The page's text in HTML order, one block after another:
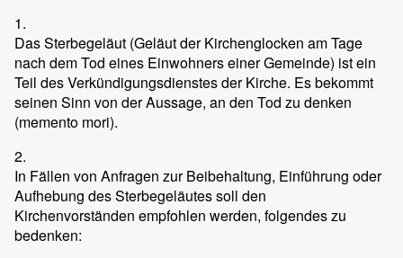
1.
Das Sterbegeläut (Geläut der Kirchenglocken am Tage
nach dem Tod eines Einwohners einer Gemeinde) ist ein
Teil des Verkündigungsdienstes der Kirche. Es bekommt
seinen Sinn von der Aussage, an den Tod zu denken
(memento mori).
2.
In Fällen von Anfragen zur Beibehaltung, Einführung oder
Aufhebung des Sterbegeläutes soll den
Kirchenvorständen empfohlen werden, folgendes zu
bedenken: